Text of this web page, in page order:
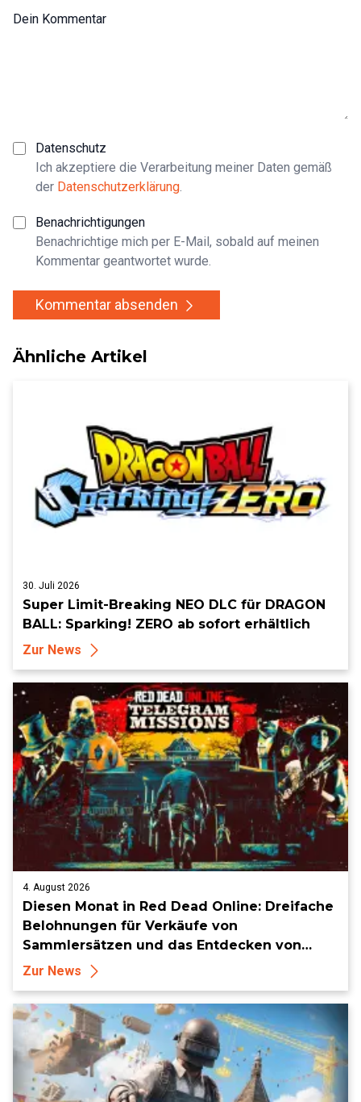
Dein Kommentar
Datenschutz
Ich akzeptiere die Verarbeitung meiner Daten gemäß
der Datenschutzerklärung.
Benachrichtigungen
Benachrichtige mich per E-Mail, sobald auf meinen
Kommentar geantwortet wurde.
Kommentar absenden
Ähnliche Artikel
30. Juli 2026
Super Limit-Breaking NEO DLC für DRAGON
BALL: Sparking! ZERO ab sofort erhältlich
Zur News
4. August 2026
Diesen Monat in Red Dead Online: Dreifache
Belohnungen für Verkäufe von
Sammlersätzen und das Entdecken von
Sammlerstücken, in Telegramm-Missionen
Zur News